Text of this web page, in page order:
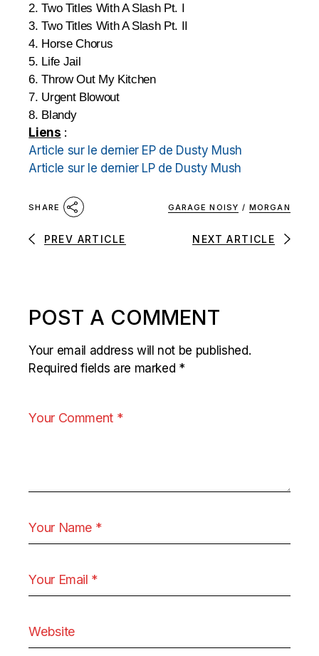
2. Two Titles With A Slash Pt. I
3. Two Titles With A Slash Pt. II
4. Horse Chorus
5. Life Jail
6. Throw Out My Kitchen
7. Urgent Blowout
8. Blandy
Liens :
Article sur le dernier EP de Dusty Mush
Article sur le dernier LP de Dusty Mush
SHARE GARAGE NOISY / MORGAN
PREV ARTICLE NEXT ARTICLE
POST A COMMENT
Your email address will not be published.
Required fields are marked *